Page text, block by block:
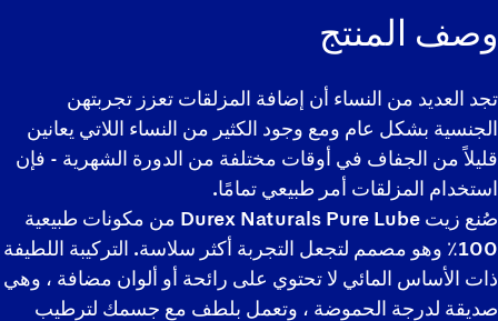
وصف المنتج
تجد العديد من النساء أن إضافة المزلقات تعزز تجربتهن
الجنسية بشكل عام ومع وجود الكثير من النساء اللاتي يعانين
قليلاً من الجفاف في أوقات مختلفة من الدورة الشهرية - فإن
استخدام المزلقات أمر طبيعي تمامًا.
صُنع زيت Durex Naturals Pure Lube من مكونات طبيعية
100٪ وهو مصمم لتجعل التجربة أكثر سلاسة. التركيبة اللطيفة
ذات الأساس المائي لا تحتوي على رائحة أو ألوان مضافة ، وهي
صديقة لدرجة الحموضة ، وتعمل بلطف مع جسمك لترطيب